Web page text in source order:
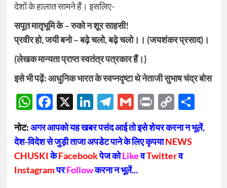
देशों के हालात सामने हैं। इसलिए-
सपूत मातृभूमि के – रुको न शूर साहसी!
प्रवीर हो, जयी बनो – बढ़े चलो, बढ़े चलो।। (जयशंकर प्रसाद)।
(लेखक मान्यता प्राप्त स्वतंत्र पत्रकार हैं।)
इसे भी पढ़ें:आधुनिक भारत के स्वप्नदृष्टा थे नेताजी सुभाष चंद्र बोस
WhatsApp
Facebook
X LinkedIn
Telegram
Gmail
Print
Copy
Link
नोट:अगर आपको यह खबर पसंद आई तो इसे शेयर करना न भूलें,
देश-विदेश से जुड़ी ताजा अपडेट पाने के लिए कृपयाNEWS
CHUSKIकेFacebookपेज कोLikeवTwitterव
InstagramपरFollowकरना न भूलें...